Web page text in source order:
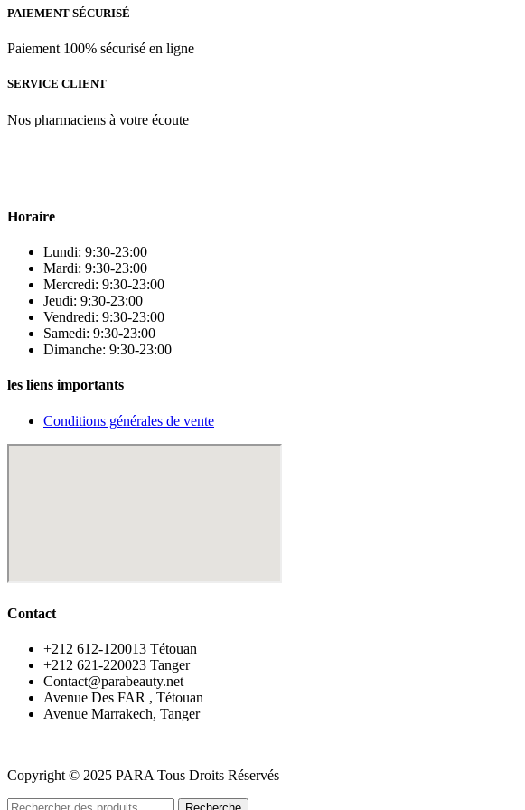
PAIEMENT SÉCURISÉ
Paiement 100% sécurisé en ligne
SERVICE CLIENT
Nos pharmaciens à votre écoute
Horaire
Lundi: 9:30-23:00
Mardi: 9:30-23:00
Mercredi: 9:30-23:00
Jeudi: 9:30-23:00
Vendredi: 9:30-23:00
Samedi: 9:30-23:00
Dimanche: 9:30-23:00
les liens importants
Conditions générales de vente
Contact
‪+212 612-120013 Tétouan
‪+212 621-220023 Tanger
Contact@parabeauty.net
Avenue Des FAR , Tétouan
Avenue Marrakech, Tanger
Copyright © 2025 PARA Tous Droits Réservés